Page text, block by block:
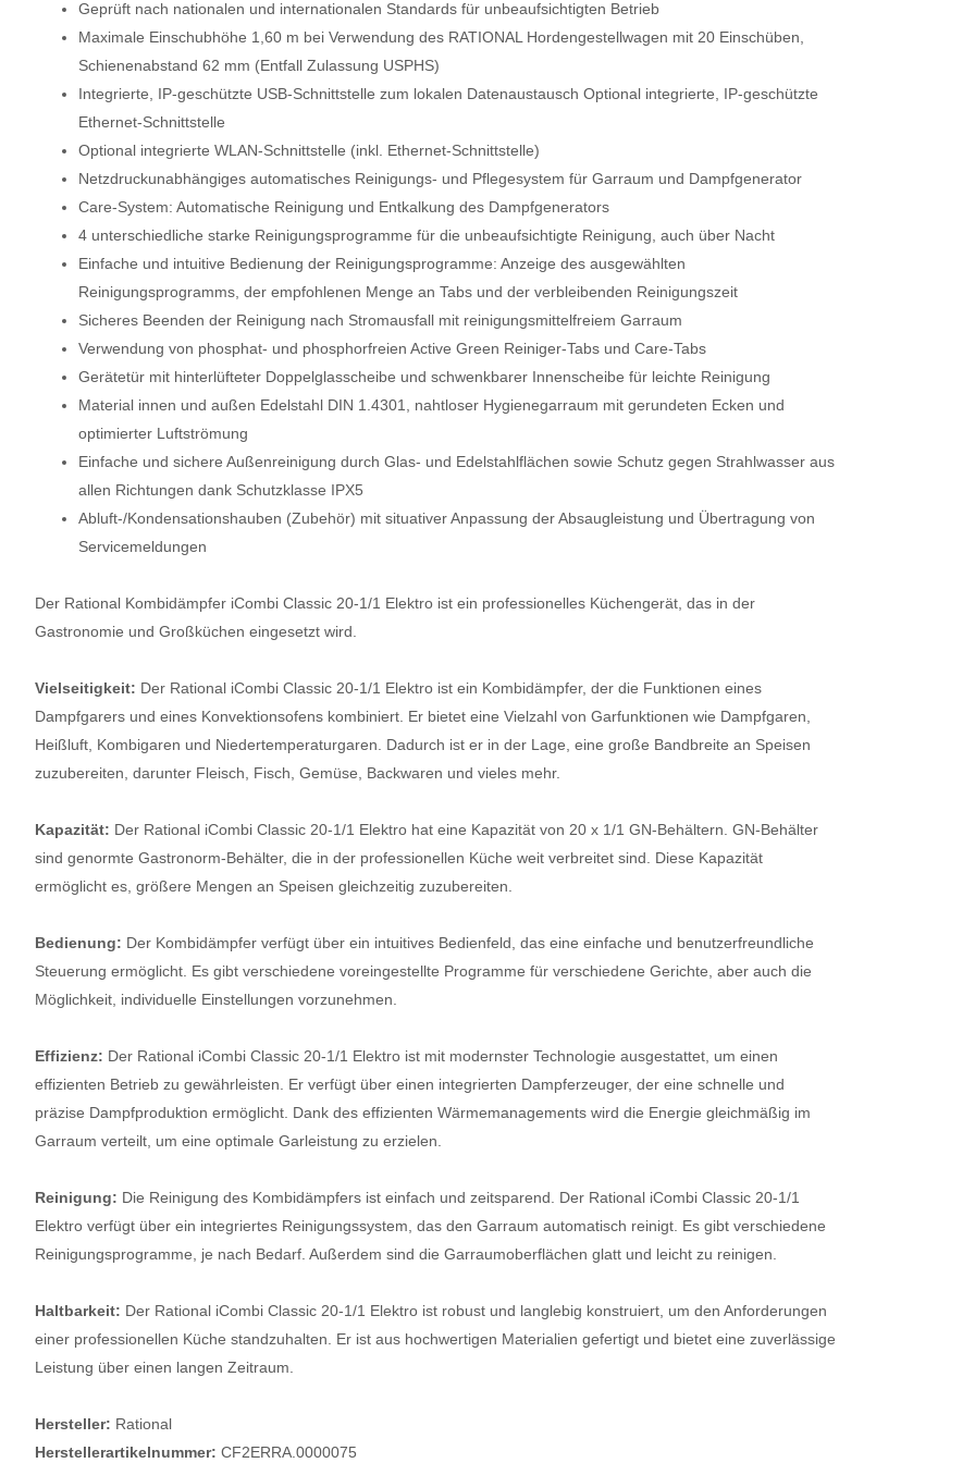
Geprüft nach nationalen und internationalen Standards für unbeaufsichtigten Betrieb
Maximale Einschubhöhe 1,60 m bei Verwendung des RATIONAL Hordengestellwagen mit 20 Einschüben,
Schienenabstand 62 mm (Entfall Zulassung USPHS)
Integrierte, IP-geschützte USB-Schnittstelle zum lokalen Datenaustausch Optional integrierte, IP-geschützte
Ethernet-Schnittstelle
Optional integrierte WLAN-Schnittstelle (inkl. Ethernet-Schnittstelle)
Netzdruckunabhängiges automatisches Reinigungs- und Pflegesystem für Garraum und Dampfgenerator
Care-System: Automatische Reinigung und Entkalkung des Dampfgenerators
4 unterschiedliche starke Reinigungsprogramme für die unbeaufsichtigte Reinigung, auch über Nacht
Einfache und intuitive Bedienung der Reinigungsprogramme: Anzeige des ausgewählten
Reinigungsprogramms, der empfohlenen Menge an Tabs und der verbleibenden Reinigungszeit
Sicheres Beenden der Reinigung nach Stromausfall mit reinigungsmittelfreiem Garraum
Verwendung von phosphat- und phosphorfreien Active Green Reiniger-Tabs und Care-Tabs
Gerätetür mit hinterlüfteter Doppelglasscheibe und schwenkbarer Innenscheibe für leichte Reinigung
Material innen und außen Edelstahl DIN 1.4301, nahtloser Hygienegarraum mit gerundeten Ecken und
optimierter Luftströmung
Einfache und sichere Außenreinigung durch Glas- und Edelstahlflächen sowie Schutz gegen Strahlwasser aus
allen Richtungen dank Schutzklasse IPX5
Abluft-/Kondensationshauben (Zubehör) mit situativer Anpassung der Absaugleistung und Übertragung von
Servicemeldungen
Der Rational Kombidämpfer iCombi Classic 20-1/1 Elektro ist ein professionelles Küchengerät, das in der
Gastronomie und Großküchen eingesetzt wird.
Vielseitigkeit: Der Rational iCombi Classic 20-1/1 Elektro ist ein Kombidämpfer, der die Funktionen eines
Dampfgarers und eines Konvektionsofens kombiniert. Er bietet eine Vielzahl von Garfunktionen wie Dampfgaren,
Heißluft, Kombigaren und Niedertemperaturgaren. Dadurch ist er in der Lage, eine große Bandbreite an Speisen
zuzubereiten, darunter Fleisch, Fisch, Gemüse, Backwaren und vieles mehr.
Kapazität: Der Rational iCombi Classic 20-1/1 Elektro hat eine Kapazität von 20 x 1/1 GN-Behältern. GN-Behälter
sind genormte Gastronorm-Behälter, die in der professionellen Küche weit verbreitet sind. Diese Kapazität
ermöglicht es, größere Mengen an Speisen gleichzeitig zuzubereiten.
Bedienung: Der Kombidämpfer verfügt über ein intuitives Bedienfeld, das eine einfache und benutzerfreundliche
Steuerung ermöglicht. Es gibt verschiedene voreingestellte Programme für verschiedene Gerichte, aber auch die
Möglichkeit, individuelle Einstellungen vorzunehmen.
Effizienz: Der Rational iCombi Classic 20-1/1 Elektro ist mit modernster Technologie ausgestattet, um einen
effizienten Betrieb zu gewährleisten. Er verfügt über einen integrierten Dampferzeuger, der eine schnelle und
präzise Dampfproduktion ermöglicht. Dank des effizienten Wärmemanagements wird die Energie gleichmäßig im
Garraum verteilt, um eine optimale Garleistung zu erzielen.
Reinigung: Die Reinigung des Kombidämpfers ist einfach und zeitsparend. Der Rational iCombi Classic 20-1/1
Elektro verfügt über ein integriertes Reinigungssystem, das den Garraum automatisch reinigt. Es gibt verschiedene
Reinigungsprogramme, je nach Bedarf. Außerdem sind die Garraumoberflächen glatt und leicht zu reinigen.
Haltbarkeit: Der Rational iCombi Classic 20-1/1 Elektro ist robust und langlebig konstruiert, um den Anforderungen
einer professionellen Küche standzuhalten. Er ist aus hochwertigen Materialien gefertigt und bietet eine zuverlässige
Leistung über einen langen Zeitraum.
Hersteller: Rational
Herstellerartikelnummer: CF2ERRA.0000075